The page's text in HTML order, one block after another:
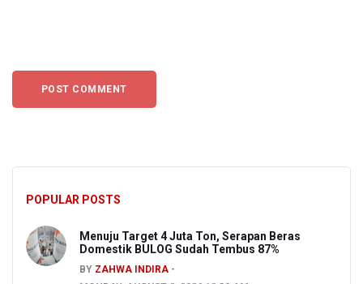
POPULAR POSTS
Menuju Target 4 Juta Ton, Serapan Beras
Domestik BULOG Sudah Tembus 87%
BY ZAHWA INDIRA